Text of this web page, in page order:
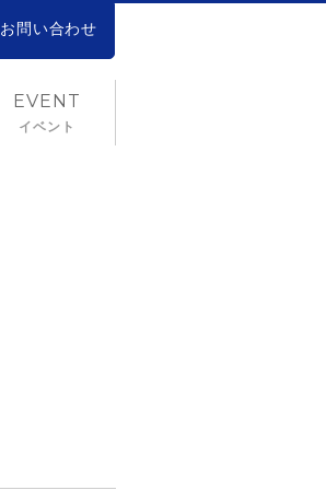
お問い合わせ
EVENT
イベント